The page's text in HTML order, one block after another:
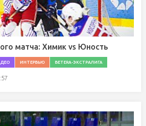
матча: Химик vs Юность
ИНТЕРВЬЮ BETERA-ЭКСТРАЛИГА